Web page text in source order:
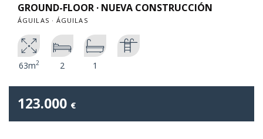
GROUND-FLOOR · NUEVA CONSTRUCCIÓN
ÁGUILAS · ÁGUILAS
63m2 2 1
123.000 €